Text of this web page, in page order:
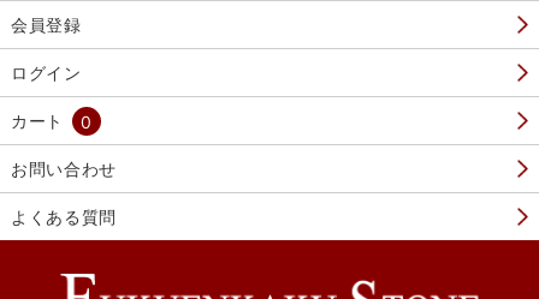
会員登録
ログイン
カート 0
お問い合わせ
よくある質問